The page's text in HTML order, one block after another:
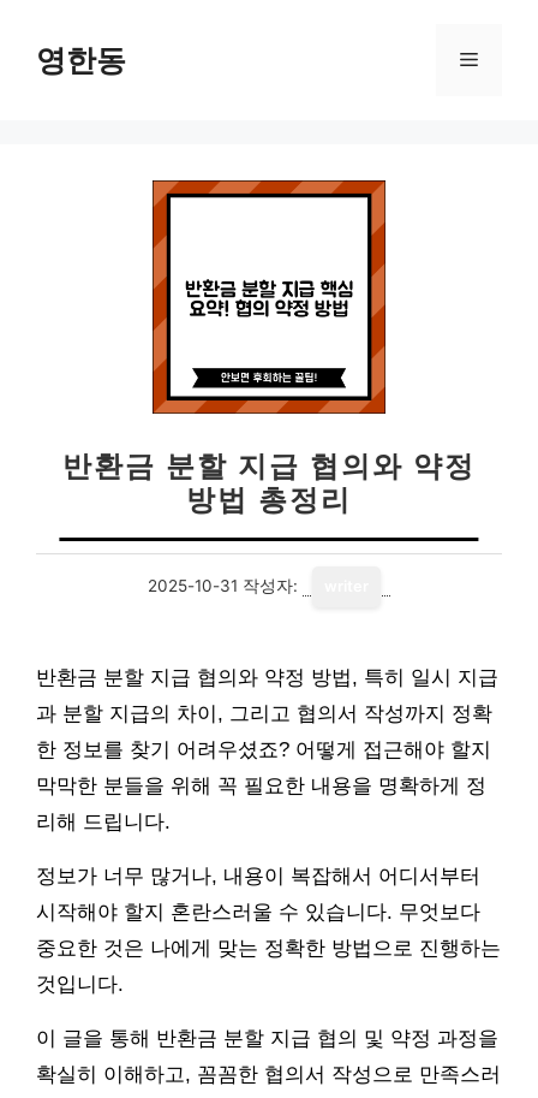
영한동 메
반환금 분할 지급 협의와 약정
방법 총정리
2025-10-31 작성자:
반환금 분할 지급 협의와 약정 방법, 특히 일시 지급
과 분할 지급의 차이, 그리고 협의서 작성까지 정확
한 정보를 찾기 어려우셨죠? 어떻게 접근해야 할지
막막한 분들을 위해 꼭 필요한 내용을 명확하게 정
리해 드립니다.
정보가 너무 많거나, 내용이 복잡해서 어디서부터
시작해야 할지 혼란스러울 수 있습니다. 무엇보다
중요한 것은 나에게 맞는 정확한 방법으로 진행하는
것입니다.
이 글을 통해 반환금 분할 지급 협의 및 약정 과정을
확실히 이해하고, 꼼꼼한 협의서 작성으로 만족스러